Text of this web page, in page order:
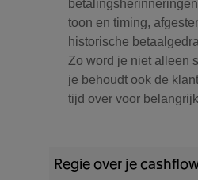
toon en timing,
historische
Zo word je niet alleen
je behoudt ook de
tijd over voor
Regie over je